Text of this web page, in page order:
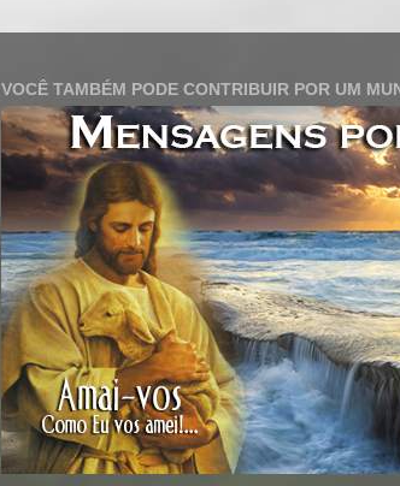
VOCÊ TAMBÉM PODE CONTRIBUIR POR UM